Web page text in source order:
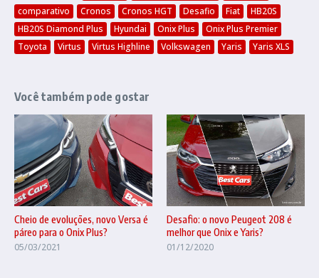
comparativo
Cronos Cronos HGT Desafio Fiat
HB20S
HB20S Diamond Plus
Hyundai Onix Plus
Onix Plus Premier
Toyota
Virtus Virtus Highline Volkswagen Yaris Yaris XLS
Você também pode gostar
Cheio de evoluções, novo Versa é
páreo para o Onix Plus?
05/03/2021
Desafio: o novo Peugeot 208 é
melhor que Onix e Yaris?
01/12/2020